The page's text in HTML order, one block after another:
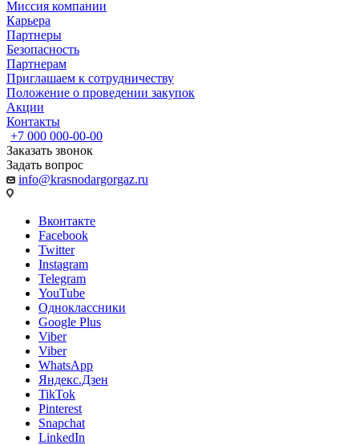
Миссия компании
Карьера
Партнеры
Безопасность
Партнерам
Приглашаем к сотрудничеству
Положение о проведении закупок
Акции
Контакты
+7 000 000-00-00
Заказать звонок
Задать вопрос
info@krasnodargorgaz.ru
Вконтакте
Facebook
Twitter
Instagram
Telegram
YouTube
Одноклассники
Google Plus
Viber
Viber
WhatsApp
Яндекс.Дзен
TikTok
Pinterest
Snapchat
LinkedIn